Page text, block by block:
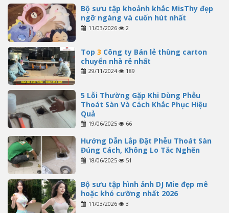
Bộ sưu tập khoảnh khắc MisThy đẹp
ngỡ ngàng và cuốn hút nhất
11/03/2026 2
Top 3 Công ty Bán lẻ thùng carton
chuyển nhà rẻ nhất
29/11/2024 189
5 Lỗi Thường Gặp Khi Dùng Phễu
Thoát Sàn Và Cách Khắc Phục Hiệu
Quả
19/06/2025 66
Hướng Dẫn Lắp Đặt Phễu Thoát Sàn
Đúng Cách, Không Lo Tắc Nghẽn
18/06/2025 51
Bộ sưu tập hình ảnh DJ Mie đẹp mê
hoặc khó cưỡng nhất 2026
11/03/2026 3